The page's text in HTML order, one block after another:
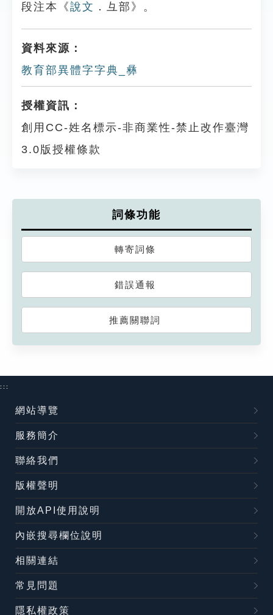
段注本《說文 ．彑部》。
資料來源：
教育部異體字字典_彝
授權資訊：
創用CC-姓名標示-非商業性-禁止改作臺灣
3.0版授權條款
詞條功能
轉寄詞條
錯誤通報
推薦關聯詞
:::
網站導覽
服務簡介
聯絡我們
版權聲明
開放API使用說明
內嵌搜尋欄位說明
相關連結
常見問題
隱私權政策